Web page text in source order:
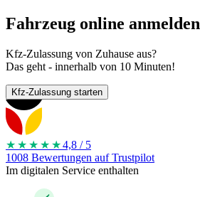
Fahrzeug online anmelden
Kfz-Zulassung von Zuhause aus?
Das geht - innerhalb von 10 Minuten!
Kfz-Zulassung starten
★★★★ ★4,8 / 5
1008 Bewertungen auf Trustpilot
Im digitalen Service enthalten